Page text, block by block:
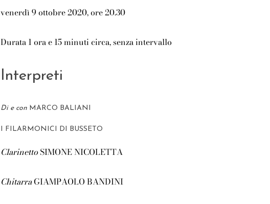
venerdì 9 ottobre 2020, ore 20.30
Durata 1 ora e 15 minuti circa, senza intervallo
Interpreti
Di e con MARCO BALIANI
I FILARMONICI DI BUSSETO
ClarinettoSIMONE NICOLETTA
ChitarraGIAMPAOLO BANDINI